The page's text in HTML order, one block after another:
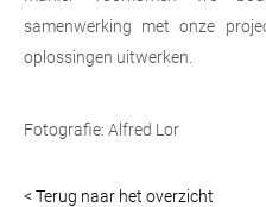
samenwerking met onze
oplossingen uitwerken.
Fotografie: Alfred Lor
< Terug naar het overzicht